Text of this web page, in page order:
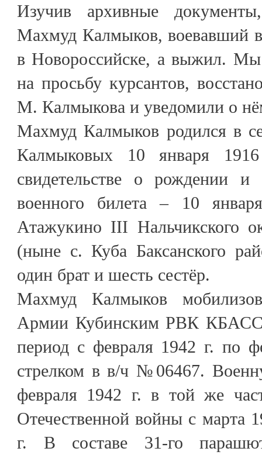
Изучив архивные
Махмуд Калмыков, воевавший
в Новороссийске, а выжил. Мы
на просьбу курсантов,
М. Калмыкова и уведомили о
Махмуд Калмыков родился в
Калмыковых 10 января
свидетельстве о рождении
военного билета – 10
Атажукино III Нальчикского
(ныне с. Куба Баксанского
один брат и шесть сестёр.
Махмуд Калмыков
Армии Кубинским РВК
период с февраля 1942 г. по
стрелком в в/ч №06467.
февраля 1942 г. в той же
Отечественной войны с марта
г. В составе 31-го